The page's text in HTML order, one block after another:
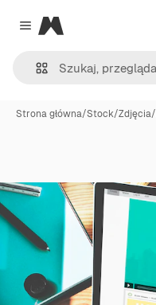
Close menu
Magnific
Strona główna/Stock/Zdjęcia/